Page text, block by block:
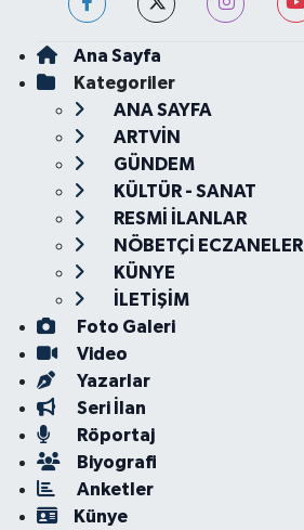
Ana Sayfa
Kategoriler
ANA SAYFA
ARTVİN
GÜNDEM
KÜLTÜR - SANAT
RESMİ İLANLAR
NÖBETÇİ ECZANELER
KÜNYE
İLETİŞİM
Foto Galeri
Video
Yazarlar
Seri İlan
Röportaj
Biyografi
Anketler
Künye